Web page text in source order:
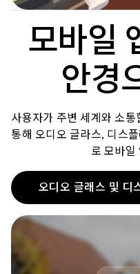
모바일
안경
사용자가 주변 세계와 소
통해 오디오 글라스, 디스
로 모바일
오디오 글래스 및 디